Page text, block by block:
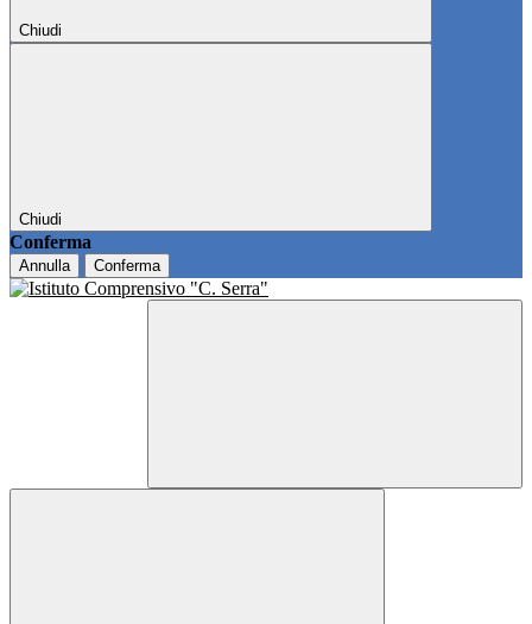
Chiudi
Chiudi
Conferma
Annulla Conferma